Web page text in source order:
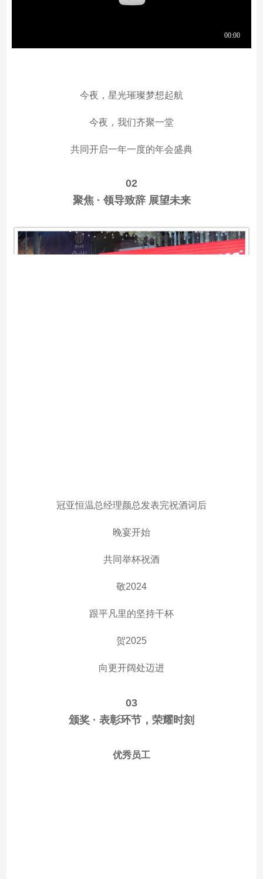
今夜，星光璀璨梦想起航
今夜，我们齐聚一堂
共同开启一年一度的年会盛典
02
聚焦 · 领导致辞 展望未来
冠亚恒温总经理颜总发表完祝酒词后
晚宴开始
共同举杯祝酒
敬2024
跟平凡里的坚持干杯
贺2025
向更开阔处迈进
03
颁奖 · 表彰环节，荣耀时刻
优秀员工